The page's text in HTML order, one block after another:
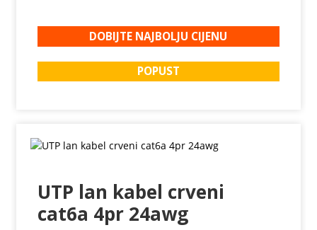
DOBIJTE NAJBOLJU CIJENU
POPUST
UTP lan kabel crveni
cat6a 4pr 24awg